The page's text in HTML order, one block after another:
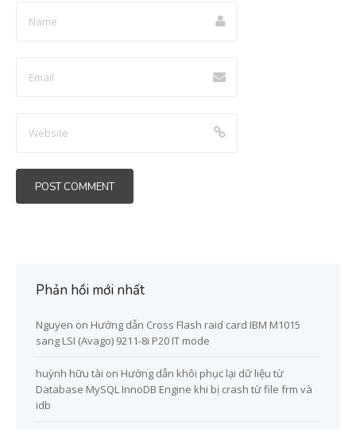
Phản hồi mới nhất
Nguyen on Hướng dẫn Cross Flash raid card IBM M1015
sang LSI (Avago) 9211-8i P20 IT mode
huỳnh hữu tài on Hướng dẫn khôi phục lại dữ liệu từ
Database MySQL InnoDB Engine khi bị crash từ file frm và
idb